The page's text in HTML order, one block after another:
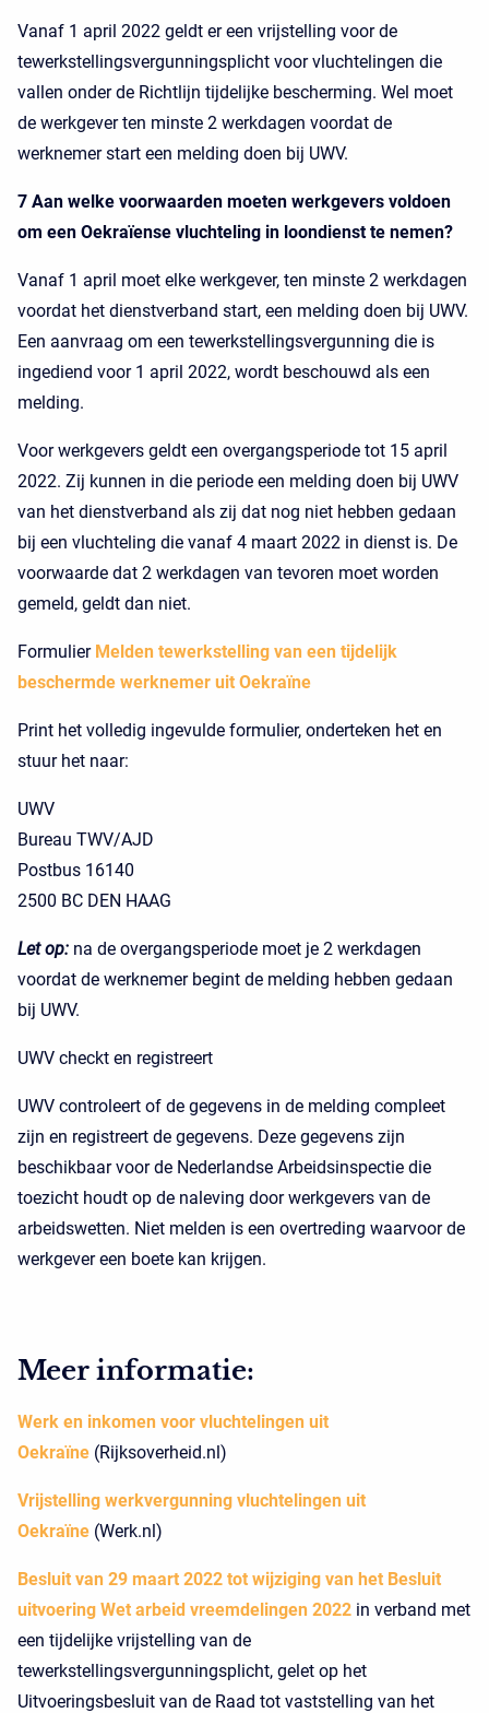
Vanaf 1 april 2022 geldt er een vrijstelling voor de
tewerkstellingsvergunningsplicht voor vluchtelingen die
vallen onder de Richtlijn tijdelijke bescherming. Wel moet
de werkgever ten minste 2 werkdagen voordat de
werknemer start een melding doen bij UWV.
7 Aan welke voorwaarden moeten werkgevers voldoen
om een Oekraïense vluchteling in loondienst te nemen?
Vanaf 1 april moet elke werkgever, ten minste 2 werkdagen
voordat het dienstverband start, een melding doen bij UWV.
Een aanvraag om een tewerkstellingsvergunning die is
ingediend voor 1 april 2022, wordt beschouwd als een
melding.
Voor werkgevers geldt een overgangsperiode tot 15 april
2022. Zij kunnen in die periode een melding doen bij UWV
van het dienstverband als zij dat nog niet hebben gedaan
bij een vluchteling die vanaf 4 maart 2022 in dienst is. De
voorwaarde dat 2 werkdagen van tevoren moet worden
gemeld, geldt dan niet.
Formulier Melden tewerkstelling van een tijdelijk
beschermde werknemer uit Oekraïne
Print het volledig ingevulde formulier, onderteken het en
stuur het naar:
UWV
Bureau TWV/AJD
Postbus 16140
2500 BC DEN HAAG
Let op: na de overgangsperiode moet je 2 werkdagen
voordat de werknemer begint de melding hebben gedaan
bij UWV.
UWV checkt en registreert
UWV controleert of de gegevens in de melding compleet
zijn en registreert de gegevens. Deze gegevens zijn
beschikbaar voor de Nederlandse Arbeidsinspectie die
toezicht houdt op de naleving door werkgevers van de
arbeidswetten. Niet melden is een overtreding waarvoor de
werkgever een boete kan krijgen.
Meer informatie:
Werk en inkomen voor vluchtelingen uit
Oekraïne (Rijksoverheid.nl)
Vrijstelling werkvergunning vluchtelingen uit
Oekraïne (Werk.nl)
Besluit van 29 maart 2022 tot wijziging van het Besluit
uitvoering Wet arbeid vreemdelingen 2022 in verband met
een tijdelijke vrijstelling van de
tewerkstellingsvergunningsplicht, gelet op het
Uitvoeringsbesluit van de Raad tot vaststelling van het